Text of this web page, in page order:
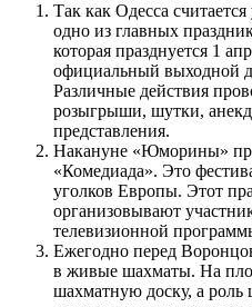
Так как Одесса
одно из главных
которая празднуется 1
официальный выходной
Различные действия
розыгрыши, шутки,
представления.
Накануне «Юморины»
«Комедиада». Это
уголков Европы. Этот
организовывают
телевизионной
Ежегодно перед
в живые шахматы. На
шахматную доску, а